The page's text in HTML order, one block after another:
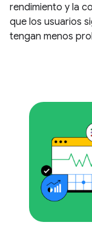
rendimiento y la
que los usuarios
tengan menos